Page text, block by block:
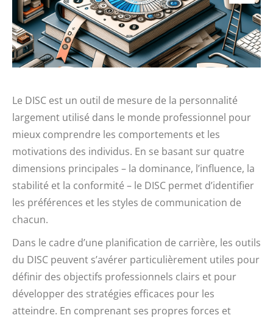
Le DISC est un outil de mesure de la personnalité
largement utilisé dans le monde professionnel pour
mieux comprendre les comportements et les
motivations des individus. En se basant sur quatre
dimensions principales – la dominance, l’influence, la
stabilité et la conformité – le DISC permet d’identifier
les préférences et les styles de communication de
chacun.
Dans le cadre d’une planification de carrière, les outils
du DISC peuvent s’avérer particulièrement utiles pour
définir des objectifs professionnels clairs et pour
développer des stratégies efficaces pour les
atteindre. En comprenant ses propres forces et